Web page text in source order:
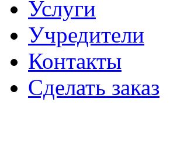
Услуги
Учредители
Контакты
Сделать заказ